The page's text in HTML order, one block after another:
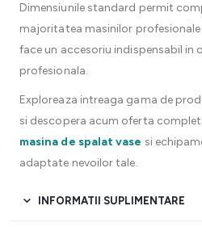
Dimensiunile standard permit
majoritatea masinilor profesionale
face un accesoriu indispensabil in
profesionala.
Exploreaza intreaga gama de
si descopera acum oferta
masina de spalat vase si
adaptate nevoilor tale.
INFORMATII SUPLIMENTARE